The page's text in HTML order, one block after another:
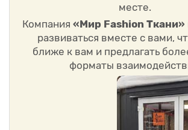
месте.
Компания «Мир Fashion Ткани»
развиваться вместе с вами,
ближе к вам и предлагать
форматы